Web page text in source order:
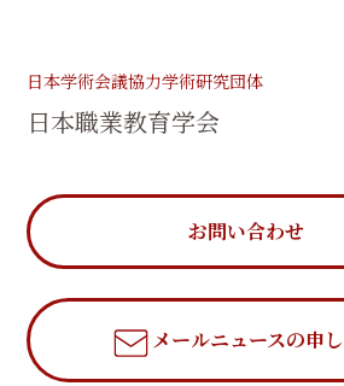
日本学術会議協力学術研究団体
日本職業教育学会
お問い合わせ
メールニュースの申